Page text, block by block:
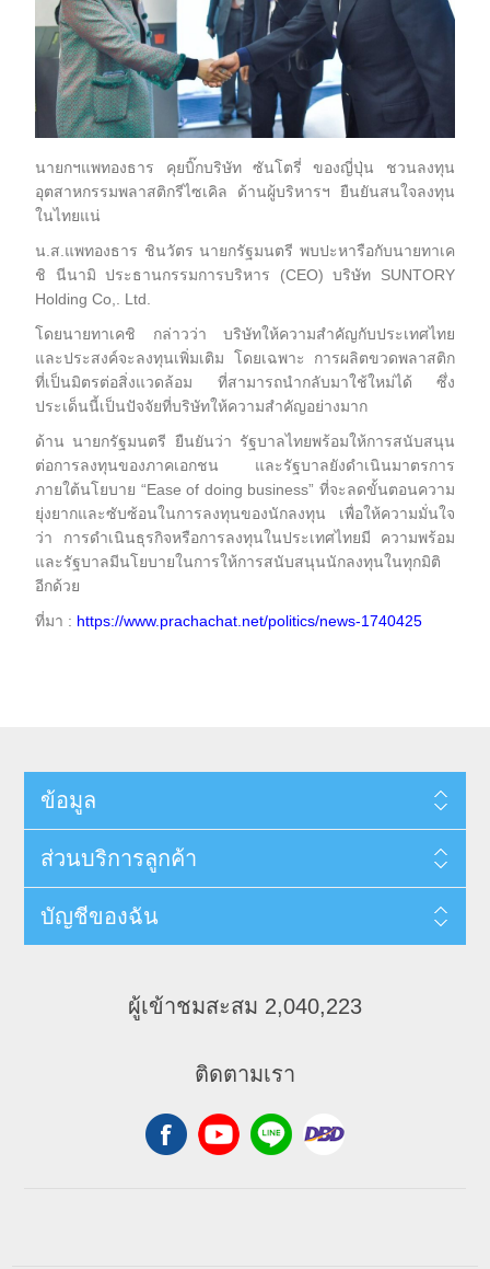
นายกฯแพทองธาร คุยบิ๊กบริษัท ซันโตรี่ ของญี่ปุ่น ชวนลงทุน
อุตสาหกรรมพลาสติกรีไซเคิล ด้านผู้บริหารฯ ยืนยันสนใจลงทุน
ในไทยแน่
น.ส.แพทองธาร ชินวัตร นายกรัฐมนตรี พบปะหารือกับนายทาเค
ชิ นีนามิ ประธานกรรมการบริหาร (CEO) บริษัท SUNTORY
Holding Co,. Ltd.
โดยนายทาเคชิ กล่าวว่า บริษัทให้ความสำคัญกับประเทศไทย
และประสงค์จะลงทุนเพิ่มเติม โดยเฉพาะ การผลิตขวดพลาสติก
ที่เป็นมิตรต่อสิ่งแวดล้อม ที่สามารถนำกลับมาใช้ใหม่ได้ ซึ่ง
ประเด็นนี้เป็นปัจจัยที่บริษัทให้ความสำคัญอย่างมาก
ด้าน นายกรัฐมนตรี ยืนยันว่า รัฐบาลไทยพร้อมให้การสนับสนุน
ต่อการลงทุนของภาคเอกชน และรัฐบาลยังดำเนินมาตรการ
ภายใต้นโยบาย “Ease of doing business” ที่จะลดขั้นตอนความ
ยุ่งยากและซับซ้อนในการลงทุนของนักลงทุน เพื่อให้ความมั่นใจ
ว่า การดำเนินธุรกิจหรือการลงทุนในประเทศไทยมี ความพร้อม
และรัฐบาลมีนโยบายในการให้การสนับสนุนนักลงทุนในทุกมิติ
อีกด้วย
ที่มา : https://www.prachachat.net/politics/news-1740425
ข้อมูล
ส่วนบริการลูกค้า
บัญชีของฉัน
ผู้เข้าชมสะสม 2,040,223
ติดตามเรา